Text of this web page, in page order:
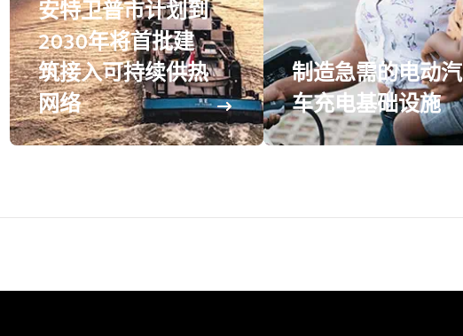
安特卫普市计划到
2030年将首批建
筑接入可持续供热
网络
制造急需的电动汽
车充电基础设施